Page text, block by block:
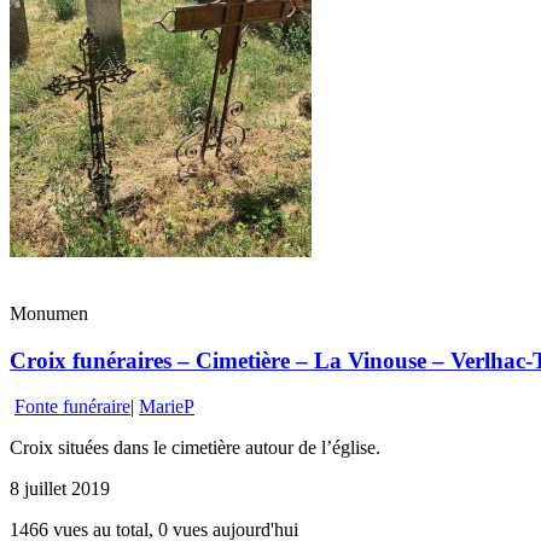
Monumen
Croix funéraires – Cimetière – La Vinouse – Verlhac-
Fonte funéraire| MarieP
Croix situées dans le cimetière autour de l’église.
8 juillet 2019
1466 vues au total, 0 vues aujourd'hui